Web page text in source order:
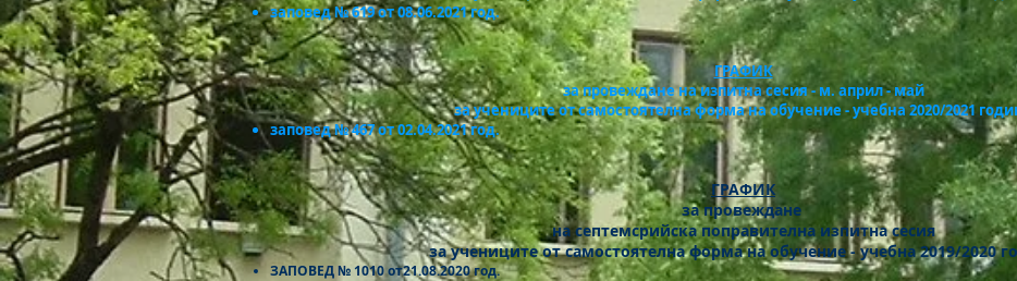
заповед № 619 от 08.06.2021 год.
ГРАФИК
за провеждане на изпитна сесия - м. април - май
за учениците от самостоятелна форма на обучение - учебна 2020/2021
заповед № 467 от 02.04.2021 год.
ГРАФИК
за провеждане
на септемсрийска поправителнa изпитна сесия
за учениците от самостоятелна форма на обучение - учебна 2019/2020
ЗАПОВЕД № 1010 от21.08.2020 год.